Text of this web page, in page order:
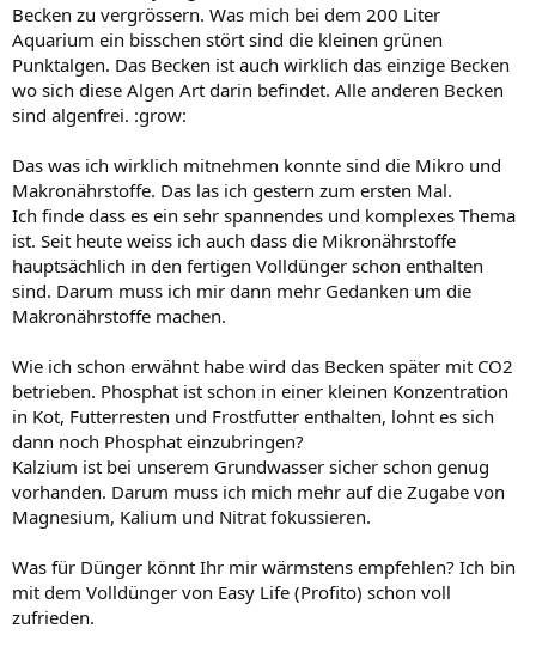
Becken zu vergrössern. Was mich bei dem 200 Liter
Aquarium ein bisschen stört sind die kleinen grünen
Punktalgen. Das Becken ist auch wirklich das einzige Becken
wo sich diese Algen Art darin befindet. Alle anderen Becken
sind algenfrei. :grow:
Das was ich wirklich mitnehmen konnte sind die Mikro und
Makronährstoffe. Das las ich gestern zum ersten Mal.
Ich finde dass es ein sehr spannendes und komplexes Thema
ist. Seit heute weiss ich auch dass die Mikronährstoffe
hauptsächlich in den fertigen Volldünger schon enthalten
sind. Darum muss ich mir dann mehr Gedanken um die
Makronährstoffe machen.
Wie ich schon erwähnt habe wird das Becken später mit CO2
betrieben. Phosphat ist schon in einer kleinen Konzentration
in Kot, Futterresten und Frostfutter enthalten, lohnt es sich
dann noch Phosphat einzubringen?
Kalzium ist bei unserem Grundwasser sicher schon genug
vorhanden. Darum muss ich mich mehr auf die Zugabe von
Magnesium, Kalium und Nitrat fokussieren.
Was für Dünger könnt Ihr mir wärmstens empfehlen? Ich bin
mit dem Volldünger von Easy Life (Profito) schon voll
zufrieden.